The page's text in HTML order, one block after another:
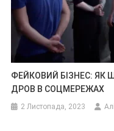
ФЕЙКОВИЙ БІЗНЕС: ЯК
ДРОВ В СОЦМЕРЕЖАХ
2 Листопада, 2023